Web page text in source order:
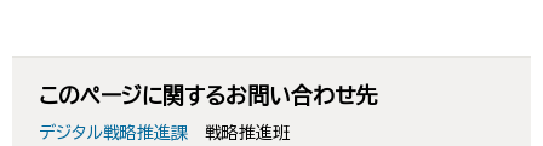
このページに関するお問い合わせ先
デジタル戦略推進課
戦略推進班